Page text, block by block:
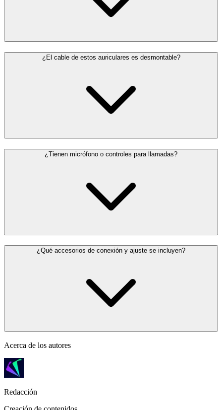
¿El cable de estos auriculares es desmontable?
¿Tienen micrófono o controles para llamadas?
¿Qué accesorios de conexión y ajuste se incluyen?
Acerca de los autores
Redacción